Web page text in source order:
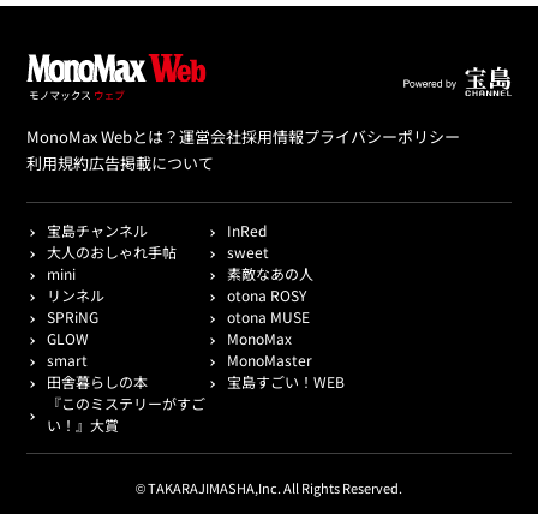
MonoMax Webとは？運営会社採用情報プライバシーポリシー
利用規約広告掲載について
宝島チャンネル
InRed
大人のおしゃれ手帖
sweet
mini
素敵なあの人
リンネル
otona ROSY
SPRiNG
otona MUSE
GLOW
MonoMax
smart
MonoMaster
田舎暮らしの本
宝島すごい！WEB
『このミステリーがすご
い！』大賞
© TAKARAJIMASHA,Inc. All Rights Reserved.